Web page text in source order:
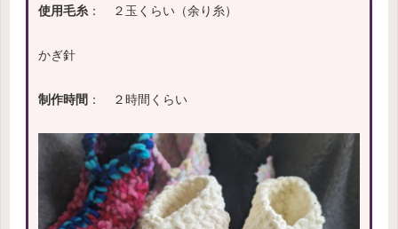
使用毛糸 ： ２玉くらい（余り糸）
かぎ針
制作時間 ： ２時間くらい